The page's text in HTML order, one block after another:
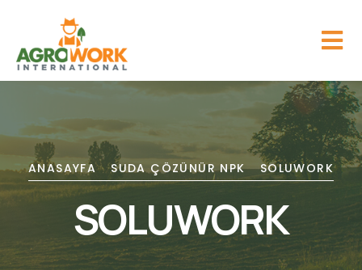
ANASAYFA SUDA ÇÖZÜNÜR NPK SOLUWORK
SOLUWORK